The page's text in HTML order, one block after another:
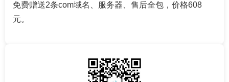
免费赠送2条com域名、服务器、售后全包，价格608
元。